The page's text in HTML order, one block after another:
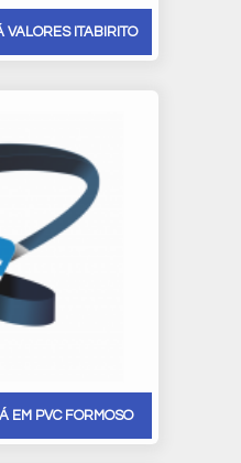
VALORES ITABIRITO
EM PVC FORMOSO